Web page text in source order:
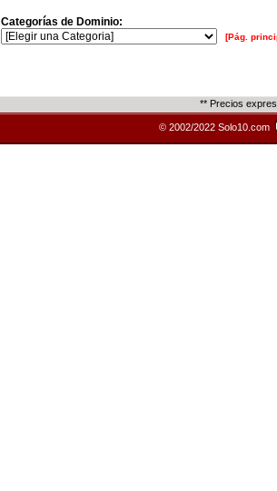
Categorías de Dominio:
[Pág.
** Precios
© 2002/2022 Solo10.com